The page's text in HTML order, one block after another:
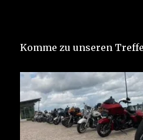
Komme zu unseren